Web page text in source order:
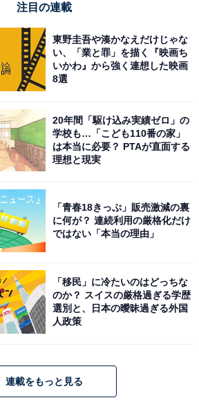
おすすめなのは、在宅ワークや交通
1位は？
事ランキング」！ 2位は「事務
都道府県」ランキング、男性1位は
は？
デメリット2位「収入が少ない／不
的1位は？
注目の連載
東野圭吾や湊かなえだけじゃな
い、「業と罪」を描く『映画ち
いかわ』から強く連想した映画
8選
20年間「駆け込み実績ゼロ」の
学校も…「こども110番の家」
は本当に必要？ PTAが直面する
理想と現実
「青春18きっぷ」販売激減の裏
に何が？ 連続利用の厳格化だけ
ではない「本当の理由」
「移民」に冷たいのはどっちな
のか？ スイスの厳格過ぎる学歴
選別と、日本の曖昧過ぎる外国
人政策
連載をもっと見る